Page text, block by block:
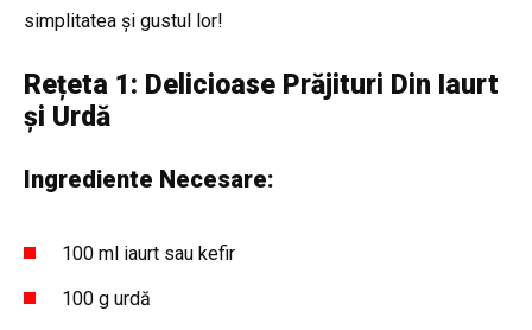
simplitatea și gustul lor!
Rețeta 1: Delicioase Prăjituri Din Iaurt
și Urdă
Ingrediente Necesare:
100 ml iaurt sau kefir
100 g urdă